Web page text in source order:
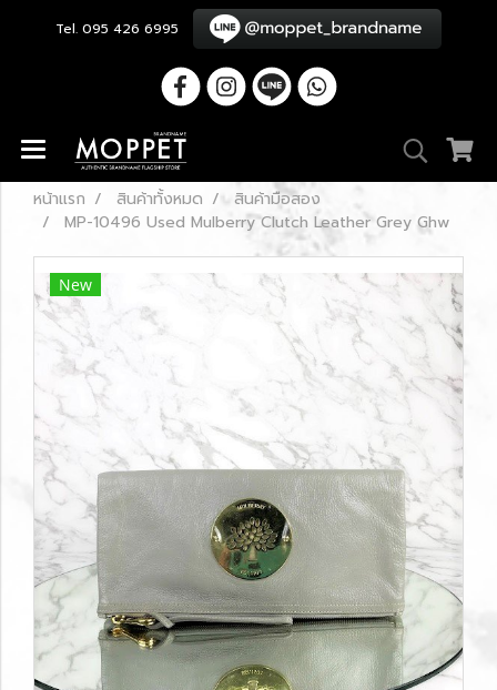
Tel. 095 426 6995
หน้าแรก สินค้าทั้งหมด
สินค้ามือสอง
MP-10496 Used Mulberry Clutch Leather Grey Ghw
New